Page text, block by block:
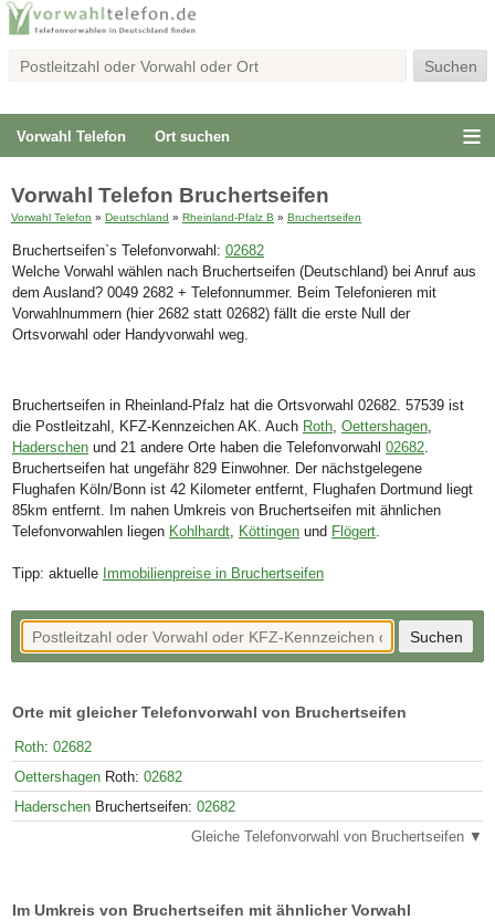
Vorwahl Telefon Ort suchen
Vorwahl Telefon Bruchertseifen
Vorwahl Telefon » Deutschland » Rheinland-Pfalz B » Bruchertseifen
Bruchertseifen`s Telefonvorwahl: 02682
Welche Vorwahl wählen nach Bruchertseifen (Deutschland) bei Anruf aus
dem Ausland? 0049 2682 + Telefonnummer. Beim Telefonieren mit
Vorwahlnummern (hier 2682 statt 02682) fällt die erste Null der
Ortsvorwahl oder Handyvorwahl weg.
Bruchertseifen in Rheinland-Pfalz hat die Ortsvorwahl 02682. 57539 ist
die Postleitzahl, KFZ-Kennzeichen AK. Auch Roth, Oettershagen,
Haderschen und 21 andere Orte haben die Telefonvorwahl 02682.
Bruchertseifen hat ungefähr 829 Einwohner. Der nächstgelegene
Flughafen Köln/Bonn ist 42 Kilometer entfernt, Flughafen Dortmund liegt
85km entfernt. Im nahen Umkreis von Bruchertseifen mit ähnlichen
Telefonvorwahlen liegen Kohlhardt, Köttingen und Flögert.
Tipp: aktuelle Immobilienpreise in Bruchertseifen
Orte mit gleicher Telefonvorwahl von Bruchertseifen
Roth: 02682
Oettershagen Roth: 02682
Haderschen Bruchertseifen: 02682
Gleiche Telefonvorwahl von Bruchertseifen ▼
Im Umkreis von Bruchertseifen mit ähnlicher Vorwahl